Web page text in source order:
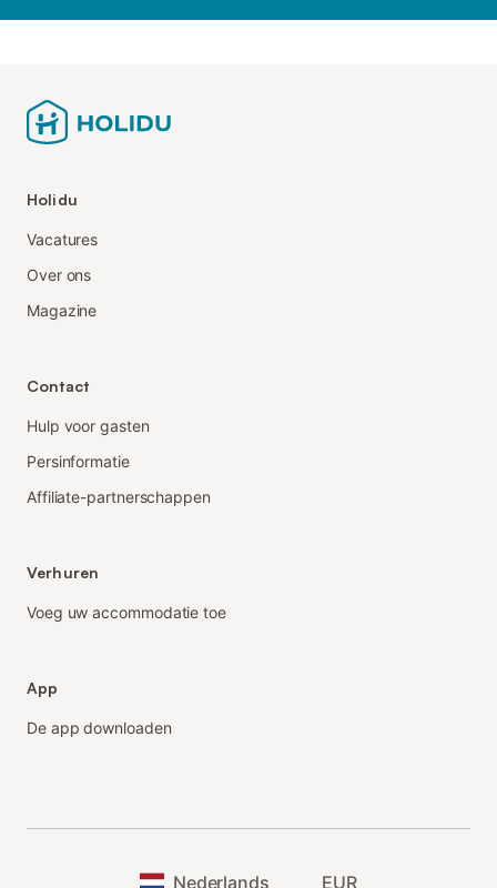
Holidu
Vacatures
Over ons
Magazine
Contact
Hulp voor gasten
Persinformatie
Affiliate-partnerschappen
Verhuren
Voeg uw accommodatie toe
App
De app downloaden
Nederlands EUR